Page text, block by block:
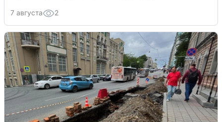
7 августа 2